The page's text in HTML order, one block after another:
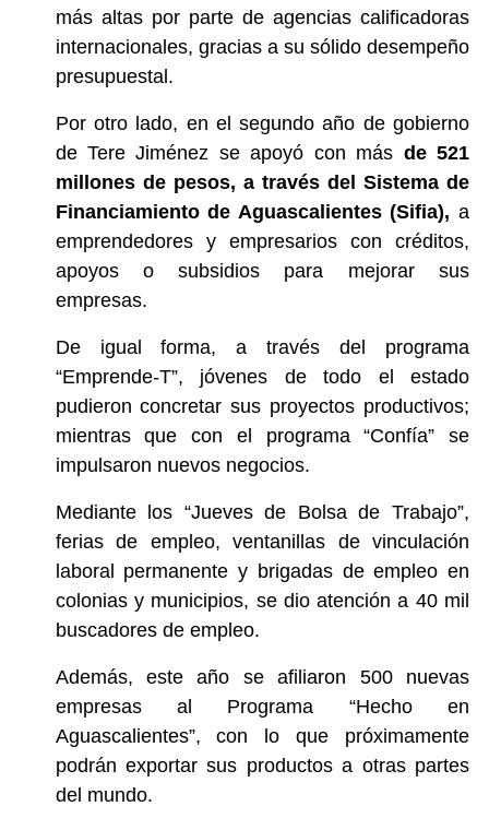
más altas por parte de agencias calificadoras
internacionales, gracias a su sólido desempeño
presupuestal.
Por otro lado, en el segundo año de gobierno
de Tere Jiménez se apoyó con más de 521
millones de pesos, a través del Sistema de
Financiamiento de Aguascalientes (Sifia), a
emprendedores y empresarios con créditos,
apoyos o subsidios para mejorar sus
empresas.
De igual forma, a través del programa
“Emprende-T”, jóvenes de todo el estado
pudieron concretar sus proyectos productivos;
mientras que con el programa “Confía” se
impulsaron nuevos negocios.
Mediante los “Jueves de Bolsa de Trabajo”,
ferias de empleo, ventanillas de vinculación
laboral permanente y brigadas de empleo en
colonias y municipios, se dio atención a 40 mil
buscadores de empleo.
Además, este año se afiliaron 500 nuevas
empresas al Programa “Hecho en
Aguascalientes”, con lo que próximamente
podrán exportar sus productos a otras partes
del mundo.